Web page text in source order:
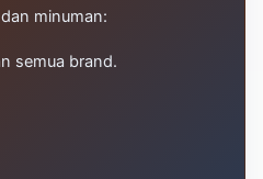
minuman:
semua brand.